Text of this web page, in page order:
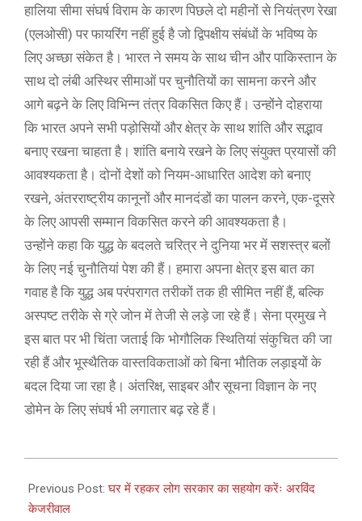
हालिया सीमा संघर्ष विराम के कारण पिछले दो महीनों से नियंत्रण रेखा
(एलओसी) पर फायरिंग नहीं हुई है जो द्विपक्षीय संबंधों के भविष्य के
लिए अच्छा संकेत है। भारत ने समय के साथ चीन और पाकिस्तान के
साथ दो लंबी अस्थिर सीमाओं पर चुनौतियों का सामना करने और
आगे बढ़ने के लिए विभिन्न तंत्र विकसित किए हैं। उन्होंने दोहराया
कि ​​भारत अपने सभी पड़ोसियों और क्षेत्र के साथ शांति और सद्भाव
बनाए रखना चाहता है। शांति बनाये रखने के लिए संयुक्त प्रयासों की
आवश्यकता है। दोनों देशों को नियम-आधारित आदेश को बनाए
रखने, अंतरराष्ट्रीय कानूनों और मानदंडों का पालन करने, एक-दूसरे
के लिए आपसी सम्मान विकसित करने की आवश्यकता है।
उन्होंने कहा कि युद्ध के बदलते चरित्र ने दुनिया भर में सशस्त्र बलों
के लिए नई चुनौतियां पेश की हैं। हमारा अपना क्षेत्र इस बात का
गवाह है कि युद्ध अब परंपरागत तरीकों तक ही सीमित नहीं हैं, बल्कि
अस्पष्ट तरीके से ग्रे जोन में तेजी से लड़े जा रहे हैं। सेना प्रमुख ने
इस बात पर भी चिंता जताई कि भोगौलिक स्थितियां संकुचित की जा
रही हैं और भूस्थैतिक वास्तविकताओं को बिना भौतिक लड़ाइयों के
बदल दिया जा रहा है। अंतरिक्ष, साइबर और सूचना विज्ञान के नए
डोमेन के लिए संघर्ष भी लगातार बढ़ रहे हैं।
04-
20
Previous Post:घर में रहकर लोग सरकार का सहयोग करेंः अरविंद
केजरीवाल